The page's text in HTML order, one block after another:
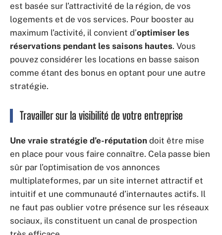
est basée sur l’attractivité de la région, de vos
logements et de vos services. Pour booster au
maximum l’activité, il convient d’optimiser les
réservations pendant les saisons hautes. Vous
pouvez considérer les locations en basse saison
comme étant des bonus en optant pour une autre
stratégie.
Travailler sur la visibilité de votre entreprise
Une vraie stratégie d’e-réputation doit être mise
en place pour vous faire connaître. Cela passe bien
sûr par l’optimisation de vos annonces
multiplateformes, par un site internet attractif et
intuitif et une communauté d’internautes actifs. Il
ne faut pas oublier votre présence sur les réseaux
sociaux, ils constituent un canal de prospection